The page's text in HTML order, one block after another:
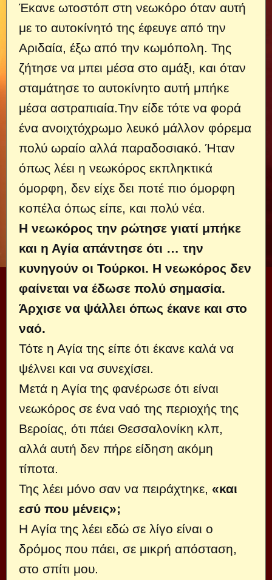
Έκανε ωτοστόπ στη νεωκόρο όταν αυτή
με το αυτοκίνητό της έφευγε από την
Αριδαία, έξω από την κωμόπολη. Της
ζήτησε να μπει μέσα στο αμάξι, και όταν
σταμάτησε το αυτοκίνητο αυτή μπήκε
μέσα αστραπιαία.Την είδε τότε να φορά
ένα ανοιχτόχρωμο λευκό μάλλον φόρεμα
πολύ ωραίο αλλά παραδοσιακό. Ήταν
όπως λέει η νεωκόρος εκπληκτικά
όμορφη, δεν είχε δει ποτέ πιο όμορφη
κοπέλα όπως είπε, και πολύ νέα.
Η νεωκόρος την ρώτησε γιατί μπήκε
και η Αγία απάντησε ότι … την
κυνηγούν οι Τούρκοι. Η νεωκόρος δεν
φαίνεται να έδωσε πολύ σημασία.
Άρχισε να ψάλλει όπως έκανε και στο
ναό.
Τότε η Αγία της είπε ότι έκανε καλά να
ψέλνει και να συνεχίσει.
Μετά η Αγία της φανέρωσε ότι είναι
νεωκόρος σε ένα ναό της περιοχής της
Βεροίας, ότι πάει Θεσσαλονίκη κλπ,
αλλά αυτή δεν πήρε είδηση ακόμη
τίποτα.
Της λέει μόνο σαν να πειράχτηκε, «και
εσύ που μένεις»;
Η Αγία της λέει εδώ σε λίγο είναι ο
δρόμος που πάει, σε μικρή απόσταση,
στο σπίτι μου.